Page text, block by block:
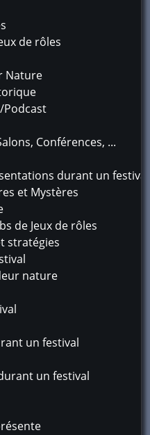
de rôles
Nature
Podcast
Conférences, ...
durant un festival
et Mystères
de Jeux de rôles
stratégies
nature
un festival
un festival